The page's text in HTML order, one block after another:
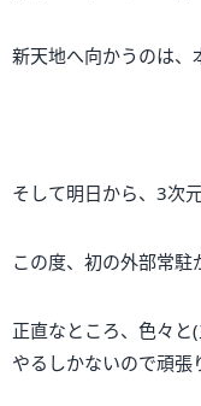
新天地へ向かうのは、
そして明日から、3次
この度、初の外部常駐
正直なところ、色々と
やるしかないので頑張